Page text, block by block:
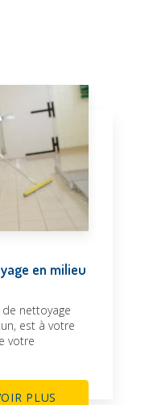
en milieu
nettoyage
est à votre
votre
PLUS